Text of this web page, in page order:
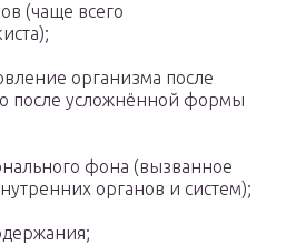
(чаще всего
организма после
после усложнённой формы
фона (вызванное
органов и систем);